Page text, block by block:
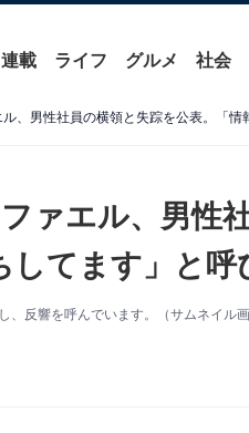
連載 ライフ グルメ 社会
ァエル、男性
してます」と呼
反響を呼んでいます。（サムネイル